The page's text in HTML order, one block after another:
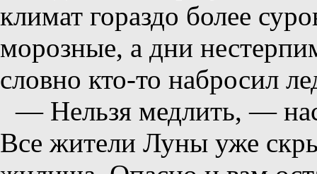
климат гораздо более
морозные, а дни
словно кто-то набросил
— Нельзя медлить, —
Все жители Луны уже